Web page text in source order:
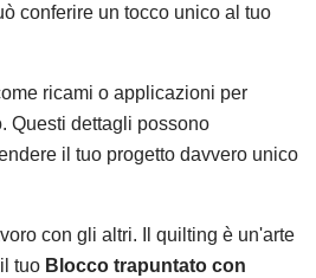
conferire un tocco unico al tuo
ricami o applicazioni per
Questi dettagli possono
il tuo progetto davvero unico
con gli altri. Il quilting è un'arte
tuo Blocco trapuntato con